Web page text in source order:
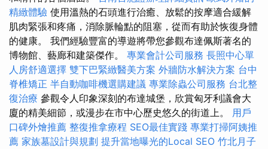
精緻體驗 使用溫熱的石頭進行治癒、放鬆的按摩適合緩解
肌肉緊張和疼痛，消除脈輪點的阻塞，從而有助於恢復身體
的健康。 我們經驗豐富的導遊將帶您參觀布達佩斯著名的
博物館、藝廊和建築傑作。 專業會計公司服務 長照中心單
人房舒適選擇 雙下巴緊緻醫美方案 外牆防水解決方案 台中
脊椎矯正 半自動咖啡機選購建議 專業除蟲公司服務 台北整
復治療 參觀令人印象深刻的布達城堡，欣賞匈牙利議會大
廈的精美細節，或漫步在市中心歷史悠久的街道上。 用戶
口碑外燴推薦 整復推拿療程 SEO最佳實踐 專業打掃阿姨推
薦 家族墓設計與規劃 提升當地曝光的Local SEO 竹北月子